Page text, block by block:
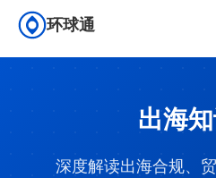
环球通
出海
深度解读出海合规、